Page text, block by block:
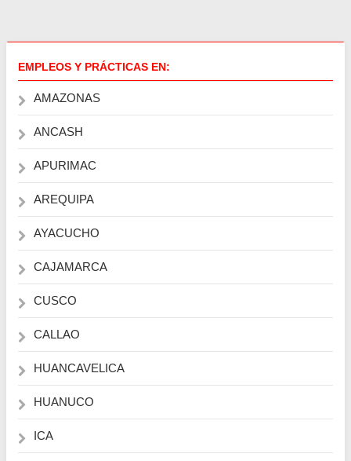
EMPLEOS Y PRÁCTICAS EN:
AMAZONAS
ANCASH
APURIMAC
AREQUIPA
AYACUCHO
CAJAMARCA
CUSCO
CALLAO
HUANCAVELICA
HUANUCO
ICA